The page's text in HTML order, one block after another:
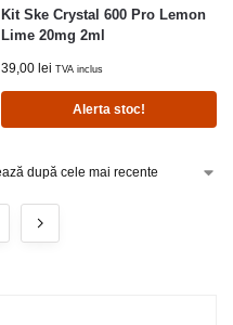
Kit Ske Crystal 600 Pro Lemon
Lime 20mg 2ml
39,00 lei TVA inclus
Alerta stoc!